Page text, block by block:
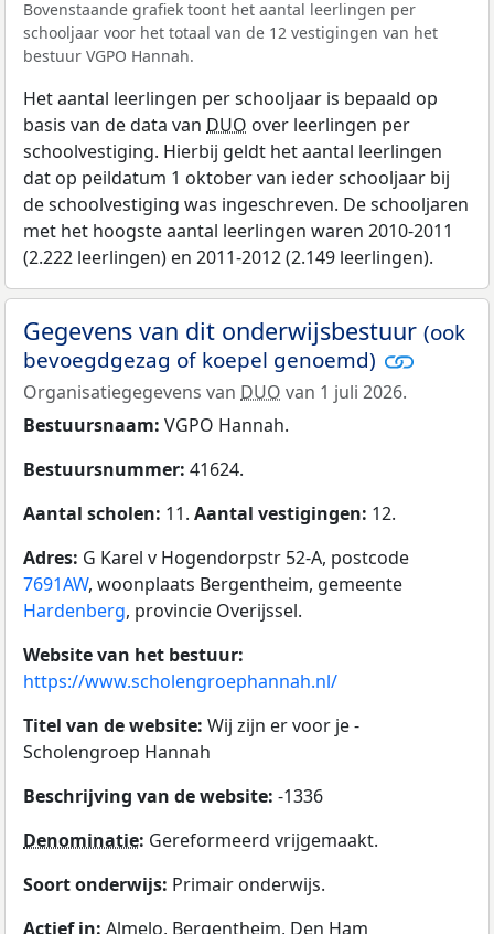
Bovenstaande grafiek toont het aantal leerlingen per
schooljaar voor het totaal van de 12 vestigingen van het
bestuur VGPO Hannah.
Het aantal leerlingen per schooljaar is bepaald op
basis van de data van DUO over leerlingen per
schoolvestiging. Hierbij geldt het aantal leerlingen
dat op peildatum 1 oktober van ieder schooljaar bij
de schoolvestiging was ingeschreven. De schooljaren
met het hoogste aantal leerlingen waren 2010-2011
(2.222 leerlingen) en 2011-2012 (2.149 leerlingen).
Gegevens van dit onderwijsbestuur (ook
bevoegdgezag of koepel genoemd)
Organisatiegegevens van DUO van 1 juli 2026.
Bestuursnaam: VGPO Hannah.
Bestuursnummer: 41624.
Aantal scholen: 11. Aantal vestigingen: 12.
Adres: G Karel v Hogendorpstr 52-A, postcode
7691AW, woonplaats Bergentheim, gemeente
Hardenberg, provincie Overijssel.
Website van het bestuur:
https://www.scholengroephannah.nl/
Titel van de website: Wij zijn er voor je -
Scholengroep Hannah
Beschrijving van de website: -1336
Denominatie: Gereformeerd vrijgemaakt.
Soort onderwijs: Primair onderwijs.
Actief in: Almelo, Bergentheim, Den Ham